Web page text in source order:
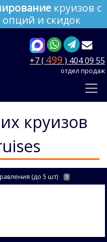
круизов с
и скидок
+7 ( 499 ) 404 09 55
отдел продаж
круизов
(до 5 шт) ?